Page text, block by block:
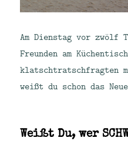
Am Dienstag vor zwölf
Freunden am
klatschtratschfragten
weißt du schon das
Weißt Du, wer